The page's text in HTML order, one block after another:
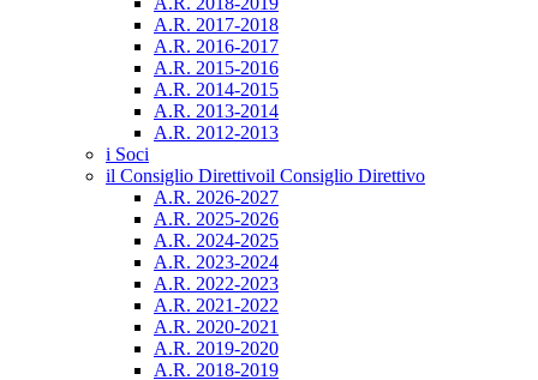
A.R. 2017-2018
A.R. 2016-2017
A.R. 2015-2016
A.R. 2014-2015
A.R. 2013-2014
A.R. 2012-2013
i Soci
il Consiglio Direttivoil Consiglio Direttivo
A.R. 2026-2027
A.R. 2025-2026
A.R. 2024-2025
A.R. 2023-2024
A.R. 2022-2023
A.R. 2021-2022
A.R. 2020-2021
A.R. 2019-2020
A.R. 2018-2019